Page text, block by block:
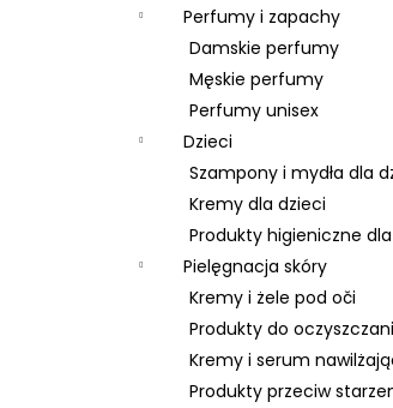
Perfumy i zapachy
Damskie perfumy
Męskie perfumy
Perfumy unisex
Dzieci
Szampony i mydła dla
Kremy dla dzieci
Produkty higieniczne
Pielęgnacja skóry
Kremy i żele pod oči
Produkty do
Kremy i serum
Produkty przeciw